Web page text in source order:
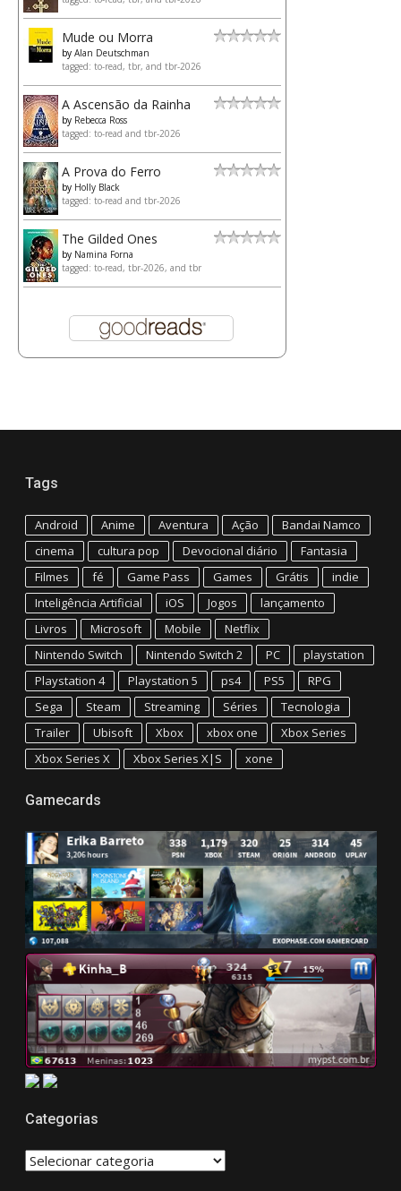
Mude ou Morra
by Alan Deutschman
tagged: to-read, tbr, and tbr-2026
A Ascensão da Rainha
by Rebecca Ross
tagged: to-read and tbr-2026
A Prova do Ferro
by Holly Black
tagged: to-read and tbr-2026
The Gilded Ones
by Namina Forna
tagged: to-read, tbr-2026, and tbr
Tags
Android Anime Aventura Ação
Bandai Namco
cinema
cultura pop Devocional diário
Fantasia
Filmes
fé Game Pass Games Grátis
indie
Inteligência Artificial
iOS Jogos
lançamento
Livros
Microsoft Mobile
Netflix
Nintendo Switch
Nintendo Switch 2 PC
playstation
Playstation 4
Playstation 5 ps4 PS5
RPG
Sega
Steam Streaming Séries
Tecnologia
Trailer
Ubisoft Xbox xbox one
Xbox Series
Xbox Series X
Xbox Series X|S xone
Gamecards
Categorias
CATEGORIAS